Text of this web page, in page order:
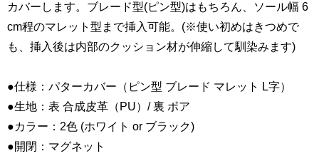
カバーします。ブレード型(ピン型)はもちろん、ソール幅 6
cm程のマレット型まで挿入可能。(※使い初めはきつめで
も、挿入後は内部のクッション材が伸縮して馴染みます)
●仕様：パターカバー（ピン型 ブレード マレット L字）
●生地：表 合成皮革（PU）/ 裏 ボア
●カラー：2色 (ホワイト or ブラック)
●開閉：マグネット